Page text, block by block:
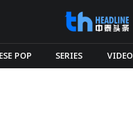
POP SERIES VIDEO